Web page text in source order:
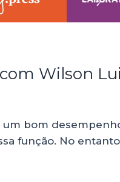
Wilson
bom
função. No